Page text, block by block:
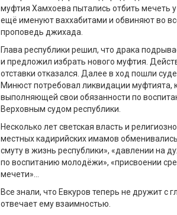
муфтия Хамхоева пытались отбить мечеть
ещё именуют ваххабитами и обвиняют во
проповедь джихада.
Глава республики решил, что драка
и предложил избрать нового муфтия.
отставки отказался. Далее в ход пошли
Минюст потребовал ликвидации муфтията,
выполняющей свои обязанности по
Верховным судом республики.
Несколько лет светская власть и
местных кадирийских имамов
смуту в жизнь республики», «давлении на
по воспитанию молодёжи», «присвоении
мечети»…
Все знали, что Евкуров теперь не дружит с
отвечает ему взаимностью.